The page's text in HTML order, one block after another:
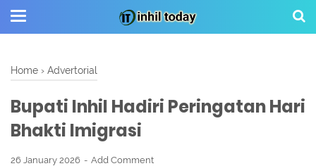
Home › Advertorial
Bupati Inhil Hadiri Peringatan Hari
Bhakti Imigrasi
26 January 2026 Add Comment